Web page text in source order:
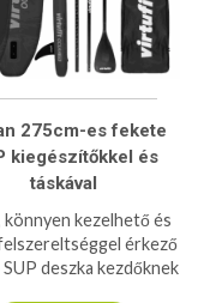
275cm-es fekete
kiegészítőkkel és
táskával
könnyen kezelhető és
érkező
deszka kezdőknek